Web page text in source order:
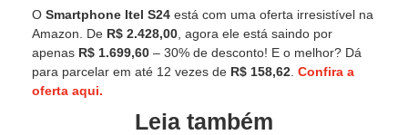
O Smartphone Itel S24 está com uma oferta irresistível na
Amazon. De R$ 2.428,00 , agora ele está saindo por
apenas R$ 1.699,60 – 30% de desconto! E o melhor? Dá
para parcelar em até 12 vezes de R$ 158,62 Confira a
oferta aqui.
Leia também